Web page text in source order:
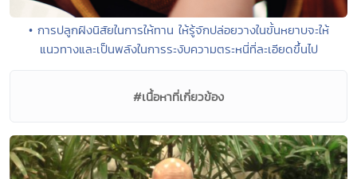
• การปลูกฝังนิสัยในการให้ทาน ให้รู้จักปล่อยวางในขั้นหยาบจะให้
แนวทางและเป็นพลังในการระงับความตระหนี่ที่ละเอียดขึ้นไป
#เนื้อหาที่เกี่ยวข้อง